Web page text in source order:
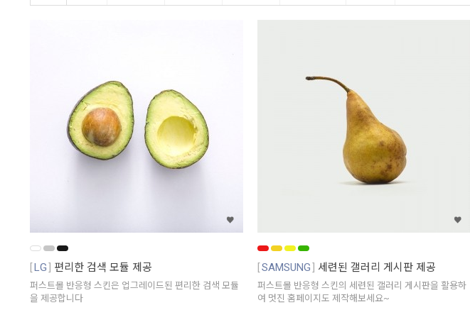
LG 편리한 검색 모듈 제공
퍼스트몰 반응형 스킨은 업그레이드된 편리한 검색 모듈
을 제공합니다
SAMSUNG 세련된 갤러리 게시판 제공
퍼스트몰 반응형 스킨의 세련된 갤러리 게시판을 활용하
여 멋진 홈페이지도 제작해보세요~